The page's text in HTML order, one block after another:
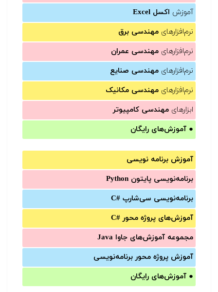
آموزش اکسل Excel
نرم‌افزارهای مهندسی برق
نرم‌افزارهای مهندسی عمران
نرم‌افزارهای مهندسی صنایع
نرم‌افزارهای مهندسی مکانیک
ابزارهای مهندسی کامپیوتر
● آموزش‌های رایگان
آموزش برنامه نویسی
برنامه‌نویسی پایتون Python
برنامه‌‌نویسی سی‌شارپ C#‎
آموزش‌های پروژه محور #C
مجموعه آموزش‌های جاوا Java
آموزش‌ پروژه محور برنامه‌نویسی
● آموزش‌های رایگان